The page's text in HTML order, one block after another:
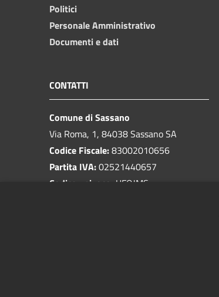
Politici
Personale Amministrativo
Documenti e dati
CONTATTI
Comune di Sassano
Via Roma, 1, 84038 Sassano SA
Codice Fiscale:83002010656
Partita IVA:02521440657
Codice univoco: UFOJMS